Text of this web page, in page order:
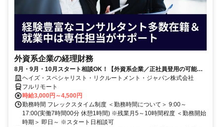
外資系企業の経理財務
8月・9月・10月スタート相談OK！【外資系企業／正社員登用の可能性
大／700万～800万／リモート勤務OK】経理財務
ヘイズ・スペシャリスト・リクルートメント・ジャパン株式会社
フルリモート
時給3,000円～4,500円
勤務時間 フレックスタイム制度 ＜勤務時間について＞ 9:00～
17:00(実働7時間00分 休憩1時間) ※残業月5～10時間程度 ＜勤務開始
時期＞ 即日～ ※スタート日相談可